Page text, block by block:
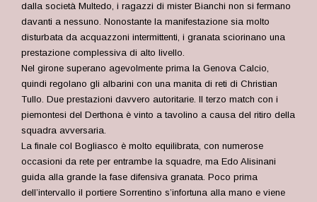
dalla società Multedo, i ragazzi di mister Bianchi non si fermano
davanti a nessuno. Nonostante la manifestazione sia molto
disturbata da acquazzoni intermittenti, i granata sciorinano una
prestazione complessiva di alto livello.
Nel girone superano agevolmente prima la Genova Calcio,
quindi regolano gli albarini con una manita di reti di Christian
Tullo. Due prestazioni davvero autoritarie. Il terzo match con i
piemontesi del Derthona è vinto a tavolino a causa del ritiro della
squadra avversaria.
La finale col Bogliasco è molto equilibrata, con numerose
occasioni da rete per entrambe la squadre, ma Edo Alisinani
guida alla grande la fase difensiva granata. Poco prima
dell’intervallo il portiere Sorrentino s’infortuna alla mano e viene